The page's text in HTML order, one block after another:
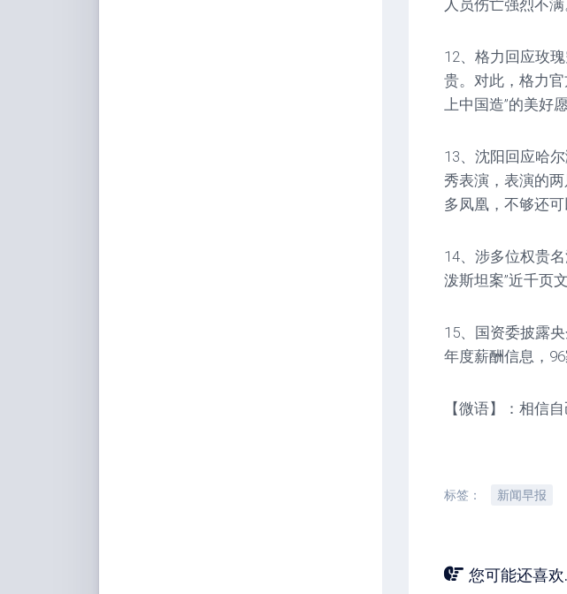
人员伤亡强烈不满
12、格力回应玫
贵。对此，格力
上中国造”的美好
13、沈阳回应哈
秀表演，表演的
多凤凰，不够还可
14、涉多位权贵
泼斯坦案”近千页
15、国资委披露
年度薪酬信息，
【微语】：相信
标签： 新闻早报
您可能还喜欢